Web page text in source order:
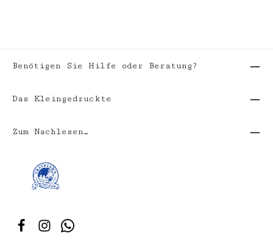
Benötigen Sie Hilfe oder Beratung?
Das Kleingedruckte
Zum Nachlesen…